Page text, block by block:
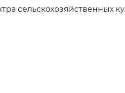
сельскохозяйственных